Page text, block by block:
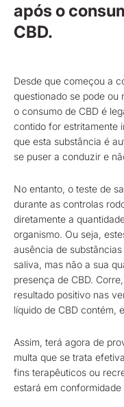
após o
CBD.
Desde que começou a
questionado se pode ou
o consumo de CBD é
contido for estritamente
que esta substância é
se puser a conduzir e
No entanto, o teste de
durante as controlas
diretamente a
organismo. Ou seja,
ausência de
saliva, mas não a sua
presença de CBD.
resultado positivo nas
líquido de CBD contém,
Assim, terá agora de
multa que se trata
fins terapêuticos ou
estará em conformidade